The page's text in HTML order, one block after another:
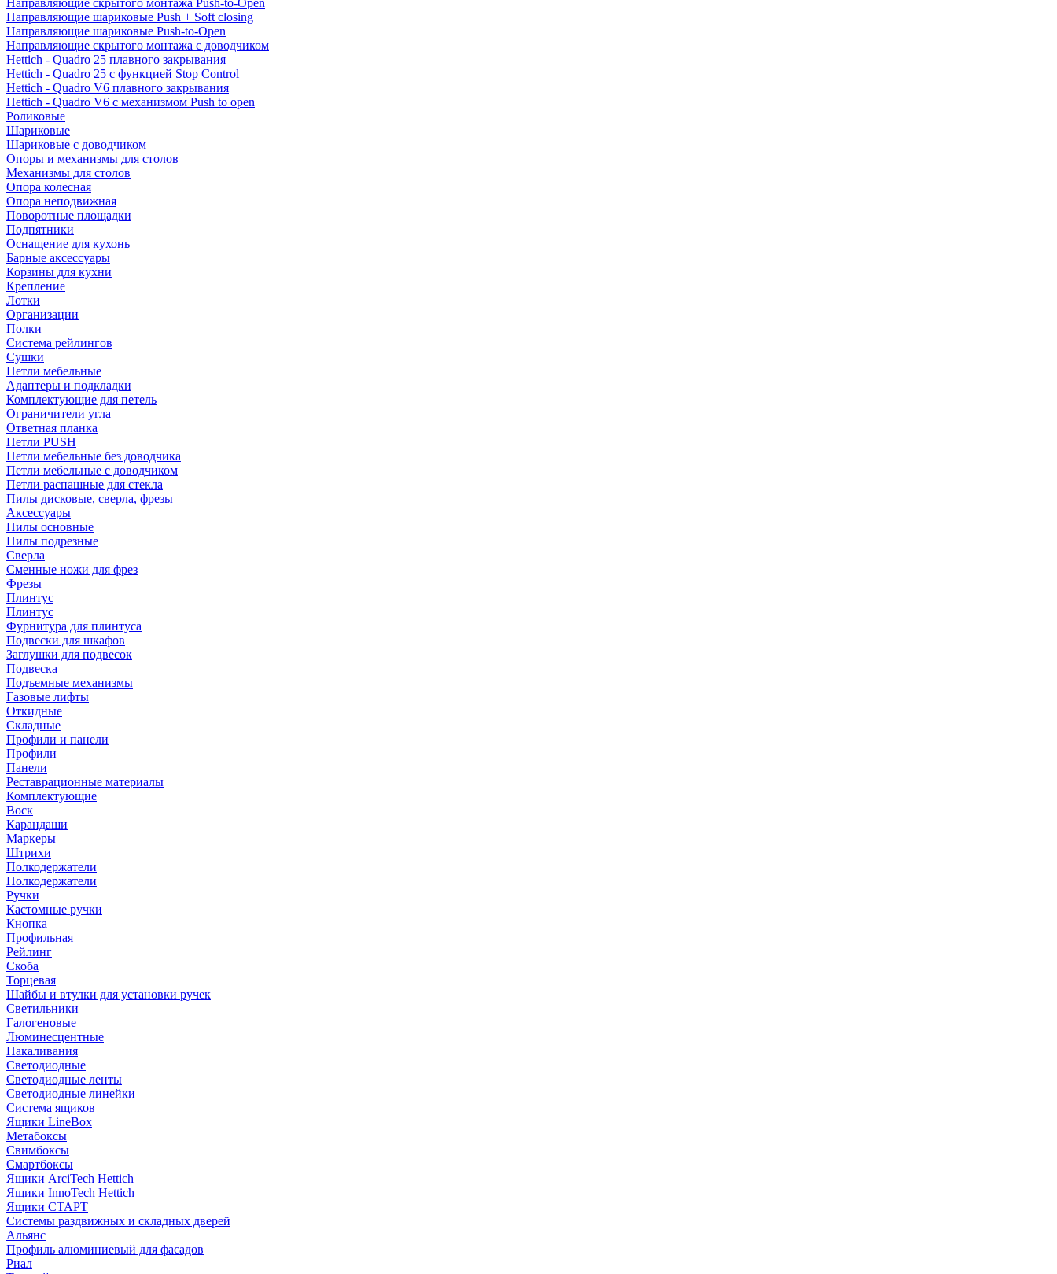
Направляющие скрытого монтажа Push-to-Open
Направляющие шариковые Push + Soft closing
Направляющие шариковые Push-to-Open
Направляющие скрытого монтажа с доводчиком
Hettich - Quadro 25 плавного закрывания
Hettich - Quadro 25 с функцией Stop Control
Hettich - Quadro V6 плавного закрывания
Hettich - Quadro V6 с механизмом Push to open
Роликовые
Шариковые
Шариковые с доводчиком
Опоры и механизмы для столов
Механизмы для столов
Опора колесная
Опора неподвижная
Поворотные площадки
Подпятники
Оснащение для кухонь
Барные аксессуары
Корзины для кухни
Крепление
Лотки
Организации
Полки
Система рейлингов
Сушки
Петли мебельные
Адаптеры и подкладки
Комплектующие для петель
Ограничители угла
Ответная планка
Петли PUSH
Петли мебельные без доводчика
Петли мебельные с доводчиком
Петли распашные для стекла
Пилы дисковые, сверла, фрезы
Аксессуары
Пилы основные
Пилы подрезные
Сверла
Сменные ножи для фрез
Фрезы
Плинтус
Плинтус
Фурнитура для плинтуса
Подвески для шкафов
Заглушки для подвесок
Подвеска
Подъемные механизмы
Газовые лифты
Откидные
Складные
Профили и панели
Профили
Панели
Реставрационные материалы
Комплектующие
Воск
Карандаши
Маркеры
Штрихи
Полкодержатели
Полкодержатели
Ручки
Кастомные ручки
Кнопка
Профильная
Рейлинг
Скоба
Торцевая
Шайбы и втулки для установки ручек
Светильники
Галогеновые
Люминесцентные
Накаливания
Светодиодные
Светодиодные ленты
Светодиодные линейки
Система ящиков
Ящики LineBox
Метабоксы
Свимбоксы
Смартбоксы
Ящики ArciTech Hettich
Ящики InnoTech Hettich
Ящики СТАРТ
Системы раздвижных и складных дверей
Альянс
Профиль алюминиевый для фасадов
Риал